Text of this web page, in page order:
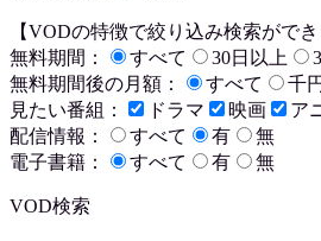
【VODの特徴で絞り込み検索ができ
無料期間：
すべて 30日以上
無料期間後の月額：
すべて 千
見たい番組：
ドラマ 映画
ア
配信情報：
すべて 有
無
電子書籍：
すべて 有 無
VOD検索